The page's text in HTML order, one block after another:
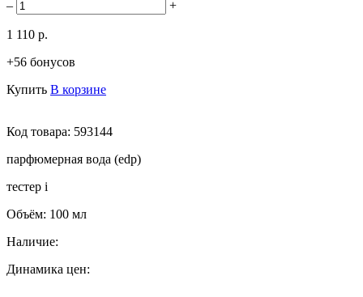
– +
1 110 р.
+56 бонусов
Купить В корзине
Код товара: 593144
парфюмерная вода (edp)
тестер i
Объём: 100 мл
Наличие:
Динамика цен: